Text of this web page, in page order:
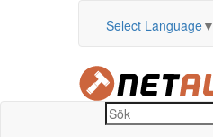
Select Language▼